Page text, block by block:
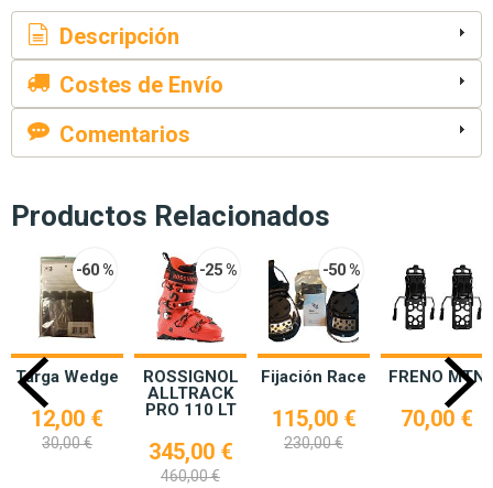
Descripción
Costes de Envío
Comentarios
Productos Relacionados
-60 %
Targa Wedge
12,00 €
30,00 €
-25 %
ROSSIGNOL
ALLTRACK
PRO 110 LT
345,00 €
460,00 €
-50 %
Fijación Race
115,00 €
230,00 €
FRENO MTN
70,00 €